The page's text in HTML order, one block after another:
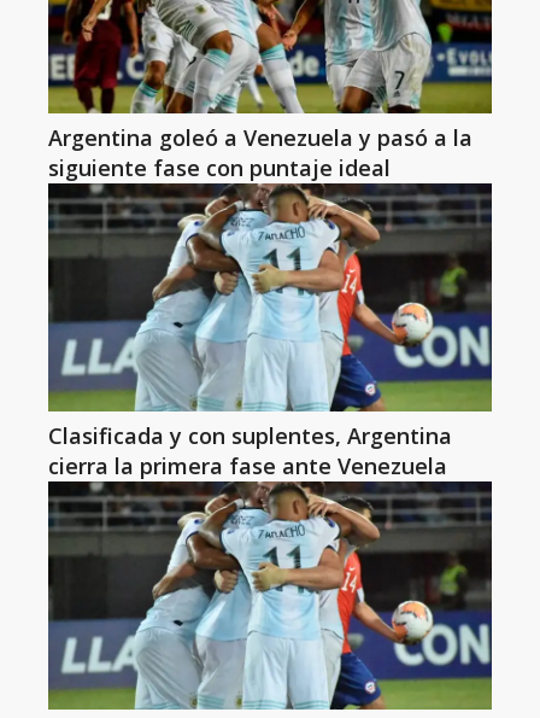
Argentina goleó a Venezuela y pasó a la
siguiente fase con puntaje ideal
Clasificada y con suplentes, Argentina
cierra la primera fase ante Venezuela